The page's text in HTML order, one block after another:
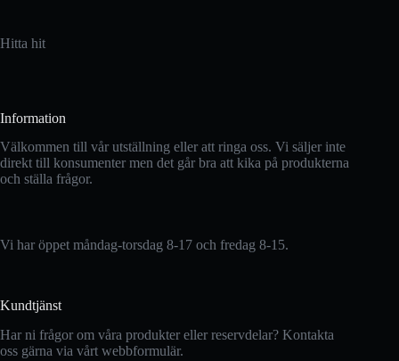
Hitta hit
Information
Välkommen till vår utställning eller att ringa oss. Vi säljer inte
direkt till konsumenter men det går bra att kika på produkterna
och ställa frågor.
Vi har öppet måndag-torsdag 8-17 och fredag 8-15.
Kundtjänst
Har ni frågor om våra produkter eller reservdelar? Kontakta
oss gärna via vårt webbformulär.